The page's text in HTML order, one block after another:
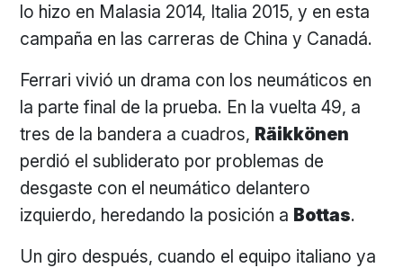
lo hizo en Malasia 2014, Italia 2015, y en esta
campaña en las carreras de China y Canadá.
Ferrari vivió un drama con los neumáticos en
la parte final de la prueba. En la vuelta 49, a
tres de la bandera a cuadros, Räikkönen
perdió el subliderato por problemas de
desgaste con el neumático delantero
izquierdo, heredando la posición a Bottas.
Un giro después, cuando el equipo italiano ya